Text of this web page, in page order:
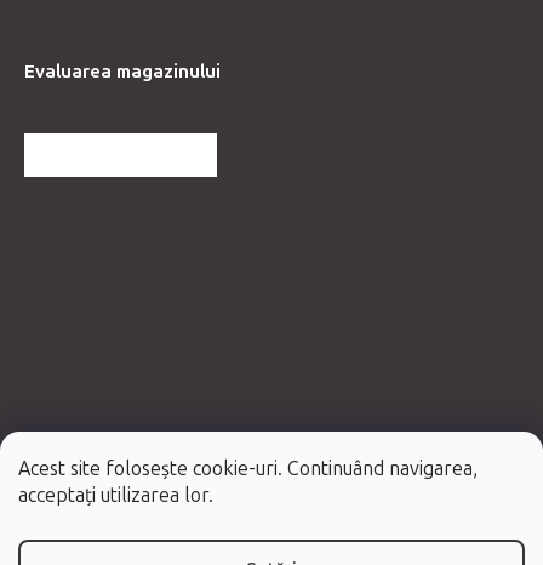
Acest site folosește cookie-uri. Continuând navigarea,
acceptați utilizarea lor.
Evaluarea magazinului
Creat de Shoptet Premium